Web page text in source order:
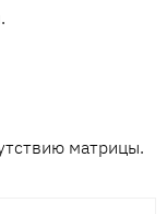
матрицы.